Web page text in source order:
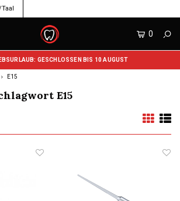
0
GESCHLOSSEN BIS 10 AUGUST
E15
E15